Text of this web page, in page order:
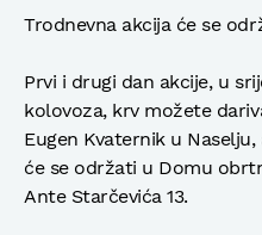
Trodnevna akcija će se
Prvi i drugi dan akcije, u
kolovoza, krv možete
Eugen Kvaternik u
će se održati u Domu
Ante Starčevića 13.